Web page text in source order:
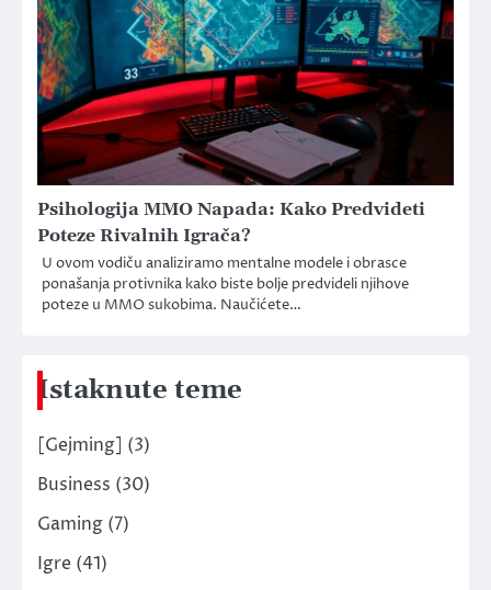
Psihologija MMO Napada: Kako Predvideti
Poteze Rivalnih Igrača?
U ovom vodiču analiziramo mentalne modele i obrasce
ponašanja protivnika kako biste bolje predvideli njihove
poteze u MMO sukobima. Naučićete…
Istaknute teme
[Gejming] (3)
Business (30)
Gaming (7)
Igre (41)